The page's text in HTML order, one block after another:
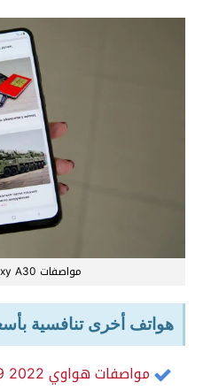
مواصفات Samsung Galaxy A30
هواتف أخرى تنافسية
مواصفات هواوي Y9 2022